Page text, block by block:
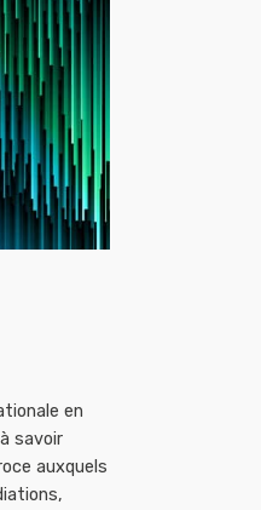
en
savoir
auxquels